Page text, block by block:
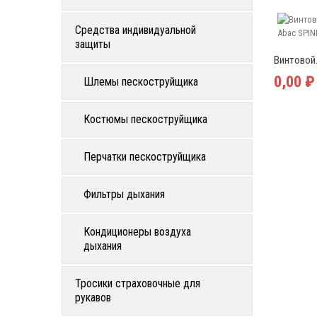
Средства индивидуальной
защиты
Шлемы пескоструйщика
Костюмы пескоструйщика
Перчатки пескоструйщика
Фильтры дыхания
Кондиционеры воздуха
дыхания
Тросики страховочные для
рукавов
0,00 ₽